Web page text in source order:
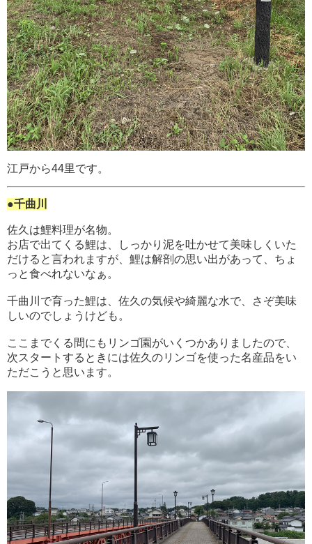
江戸から44里です。
●千曲川
佐久は鯉料理が名物。
お店で出てくる鯉は、しっかり泥を吐かせて美味しくいた
だけると言われますが、鯉は解剖の思い出があって、ちょ
っと食べれないなぁ。
千曲川で育った鯉は、佐久の気候や綺麗な水で、さぞ美味
しいのでしょうけども。
ここまでくる間にもリンゴ園がいくつかありましたので、
次スタートするときには佐久のリンゴを使った名産品をい
ただこうと思います。